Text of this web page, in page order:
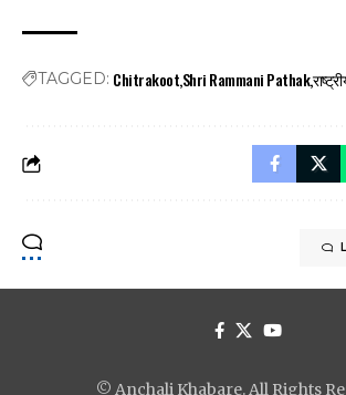
TAGGED: ChitrakootShri Rammani Pathak
© Anchali Khabare. All Rights